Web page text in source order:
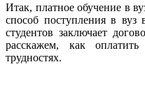
Итак, платное обучение в
способ поступления в вуз
студентов заключает
расскажем, как
трудностях.